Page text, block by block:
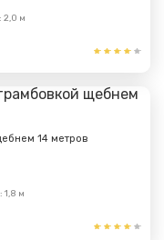
2,0 м
14 метров
1,8 м